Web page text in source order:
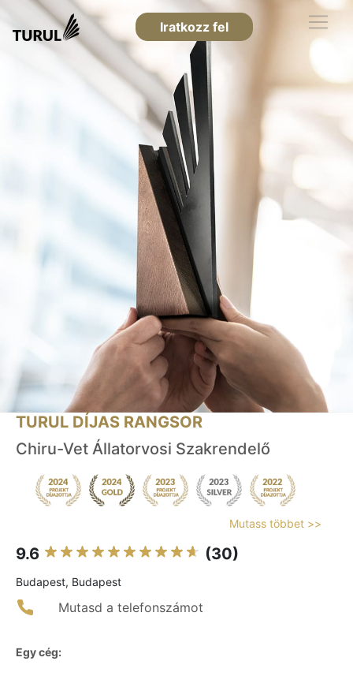
Iratkozz fel
TURUL DÍJAS RANGSOR
Chiru-Vet Állatorvosi Szakrendelő
Mutass többet >>
9.6 (30)
Budapest, Budapest
Mutasd a telefonszámot
Egy cég: